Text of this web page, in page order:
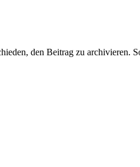
den Beitrag zu archivieren.